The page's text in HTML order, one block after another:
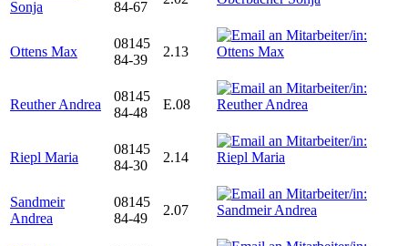
Sonja
84-67
Ottens Max
08145
84-39
2.13
Reuther Andrea
08145
84-48
E.08
Riepl Maria
08145
84-30
2.14
Sandmeir
Andrea
08145
84-49
2.07